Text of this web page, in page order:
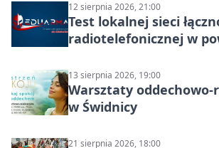
12 sierpnia 2026, 21:00
Test lokalnej sieci
radiotelefonicznej w
13 sierpnia 2026, 19:00
Warsztaty oddechowo-
w Świdnicy
21 sierpnia 2026, 18:00